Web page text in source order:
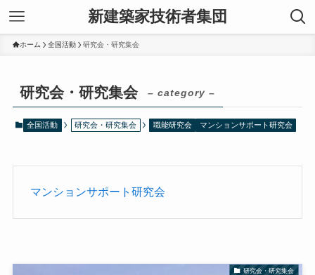
新建築家技術者集団
ホーム 全国活動 研究会・研究集会
研究会・研究集会 – category –
全国活動 研究会・研究集会 職能研究会 マンションサポート研究会
マンションサポート研究会
研究会・研究集会